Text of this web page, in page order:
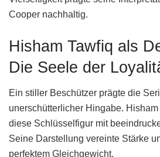
Cooper nachhaltig.
Hisham Tawfiq als
Die Seele der
Ein stiller Beschützer prägte die
unerschütterlicher Hingabe.
diese Schlüsselfigur mit
Seine Darstellung vereinte Stärke
perfektem Gleichgewicht.